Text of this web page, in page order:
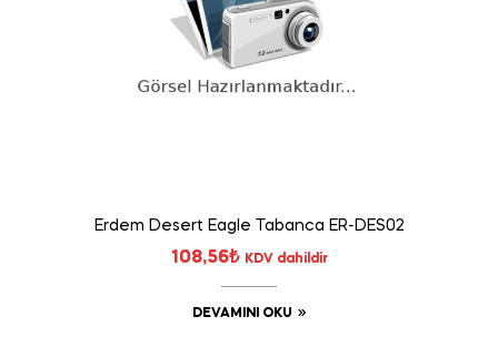
Erdem Desert Eagle Tabanca ER-DES02
108,56₺ KDV dahildir
DEVAMINI OKU